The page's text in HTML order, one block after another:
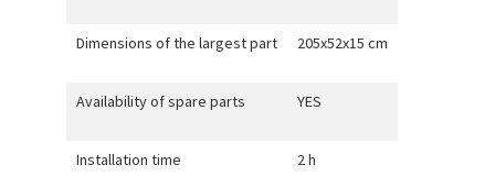
Dimensions of the largest part 205x52x15 cm
Availability of spare parts YES
Installation time 2 h